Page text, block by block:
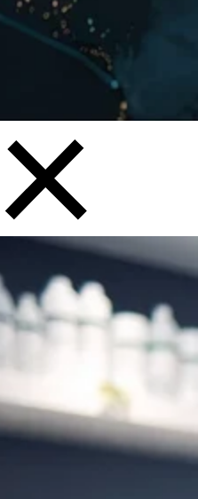
des services de cytométrie de
de flux spectrale
flux d'occupation des récepteurs
de flux en thérapie cellulaire
par cytométrie de flux
l'analyse de biopsie tissulaire
Immunofluorescence